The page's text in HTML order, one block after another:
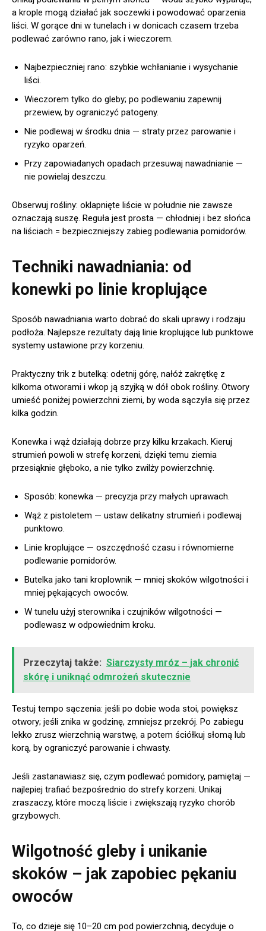
a krople mogą działać jak soczewki i powodować oparzenia
liści. W gorące dni w tunelach i w donicach czasem trzeba
podlewać zarówno rano, jak i wieczorem.
Najbezpieczniej rano: szybkie wchłanianie i wysychanie
liści.
Wieczorem tylko do gleby; po podlewaniu zapewnij
przewiew, by ograniczyć patogeny.
Nie podlewaj w środku dnia — straty przez parowanie i
ryzyko oparzeń.
Przy zapowiadanych opadach przesuwaj nawadnianie —
nie powielaj deszczu.
Obserwuj rośliny: oklapnięte liście w południe nie zawsze
oznaczają suszę. Reguła jest prosta — chłodniej i bez słońca
na liściach = bezpieczniejszy zabieg podlewania pomidorów.
Techniki nawadniania: od
konewki po linie kroplujące
Sposób nawadniania warto dobrać do skali uprawy i rodzaju
podłoża. Najlepsze rezultaty dają linie kroplujące lub punktowe
systemy ustawione przy korzeniu.
Praktyczny trik z butelką: odetnij górę, nałóż zakrętkę z
kilkoma otworami i wkop ją szyjką w dół obok rośliny. Otwory
umieść poniżej powierzchni ziemi, by woda sączyła się przez
kilka godzin.
Konewka i wąż działają dobrze przy kilku krzakach. Kieruj
strumień powoli w strefę korzeni, dzięki temu ziemia
przesiąknie głęboko, a nie tylko zwilży powierzchnię.
Sposób: konewka — precyzja przy małych uprawach.
Wąż z pistoletem — ustaw delikatny strumień i podlewaj
punktowo.
Linie kroplujące — oszczędność czasu i równomierne
podlewanie pomidorów.
Butelka jako tani kroplownik — mniej skoków wilgotności i
mniej pękających owoców.
W tunelu użyj sterownika i czujników wilgotności —
podlewasz w odpowiednim kroku.
Przeczytaj także: Siarczysty mróz – jak chronić
skórę i uniknąć odmrożeń skutecznie
Testuj tempo sączenia: jeśli po dobie woda stoi, powiększ
otwory; jeśli znika w godzinę, zmniejsz przekrój. Po zabiegu
lekko zrusz wierzchnią warstwę, a potem ściółkuj słomą lub
korą, by ograniczyć parowanie i chwasty.
Jeśli zastanawiasz się, czym podlewać pomidory, pamiętaj —
najlepiej trafiać bezpośrednio do strefy korzeni. Unikaj
zraszaczy, które moczą liście i zwiększają ryzyko chorób
grzybowych.
Wilgotność gleby i unikanie
skoków – jak zapobiec pękaniu
owoców
To, co dzieje się 10–20 cm pod powierzchnią, decyduje o